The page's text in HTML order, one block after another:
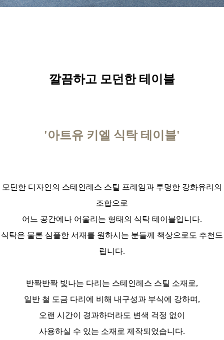
깔끔하고 모던한 테이블
'아트유 키엘 식탁 테이블'
모던한 디자인의 스테인레스 스틸 프레임과 투명한 강화유리의
조합으로
어느 공간에나 어울리는 형태의 식탁 테이블입니다.
식탁은 물론 심플한 서재를 원하시는 분들께 책상으로도 추천드
립니다.
반짝반짝 빛나는 다리는 스테인레스 스틸 소재로,
일반 철 도금 다리에 비해 내구성과 부식에 강하며,
오랜 시간이 경과하더라도 변색 걱정 없이
사용하실 수 있는 소재로 제작되었습니다.